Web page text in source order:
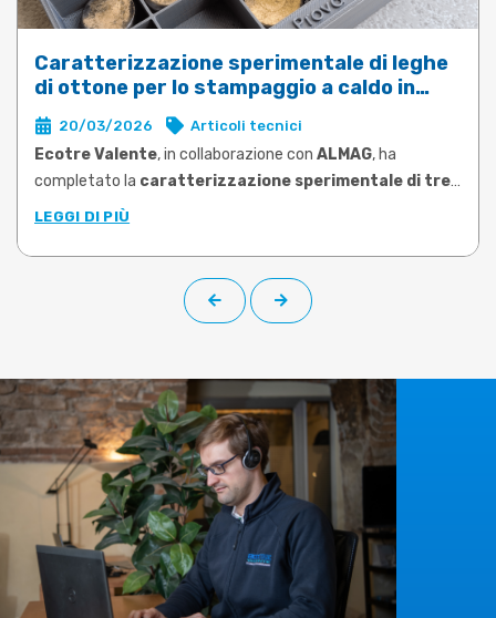
Caratterizzazione sperimentale di leghe
di ottone per lo stampaggio a caldo in
DEFORM
20/03/2026 Articoli tecnici
Ecotre Valente, in collaborazione con ALMAG, ha
completato la caratterizzazione sperimentale di tre
leghe di ottone tra le più utilizzate nello stampaggio
piombo (Pb<0,1%). Le prove, condotte su campioni prelevati
da barra di produzione, hanno permesso di determinare le
proprietà plastiche di ciascuna lega negli intervalli di
Illimite risoltoè quello che molti utilizzatori di software di
simulazione conoscono bene:dati materiali generici,
datati o riferiti a leghe non corrispondenti a quelle
effettivamente lavorate. Una condizione che rende la
simulazione meno affidabile e costringe a compensare con
prove fisiche aggiuntive, più scarti e tempi di messa a punto
dilatati. I nuovi dati sperimentali, che su richiesta possono
essere implementati nella libreria materiali di
DEFORM
LEGGI DI PIÙ